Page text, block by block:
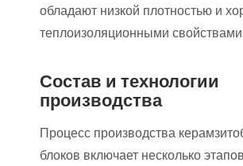
обладают низкой плотностью и
теплоизоляционными свойствами.
Состав и технологии
производства
Процесс производства
блоков включает несколько